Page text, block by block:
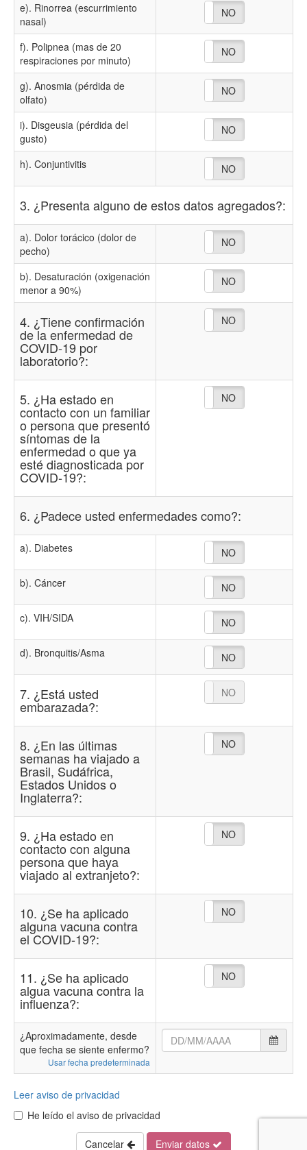
e). Rinorrea (escurrimiento
nasal)
NO
f). Polipnea (mas de 20
respiraciones por minuto)
NO
g). Anosmia (pérdida de
olfato)
NO
i). Disgeusia (pérdida del
gusto)
NO
h). Conjuntivitis NO
3. ¿Presenta alguno de estos datos agregados?:
a). Dolor torácico (dolor de
pecho)
NO
b). Desaturación (oxigenación
menor a 90%)
NO
4. ¿Tiene confirmación
de la enfermedad de
COVID-19 por
laboratorio?:
NO
5. ¿Ha estado en
contacto con un familiar
o persona que presentó
síntomas de la
enfermedad o que ya
esté diagnosticada por
COVID-19?:
NO
6. ¿Padece usted enfermedades como?:
a). Diabetes NO
b). Cáncer NO
c). VIH/SIDA NO
d). Bronquitis/Asma NO
7. ¿Está usted
embarazada?:
NO
8. ¿En las últimas
semanas ha viajado a
Brasil, Sudáfrica,
Estados Unidos o
Inglaterra?:
NO
9. ¿Ha estado en
contacto con alguna
persona que haya
viajado al extranjeto?:
NO
10. ¿Se ha aplicado
alguna vacuna contra
el COVID-19?:
NO
11. ¿Se ha aplicado
algua vacuna contra la
influenza?:
NO
¿Aproximadamente, desde
que fecha se siente enfermo?
Usar fecha predeterminada
Leer aviso de privacidad
He leído el aviso de privacidad
Cancelar Enviar datos